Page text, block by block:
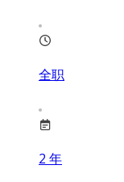
全职
2 年